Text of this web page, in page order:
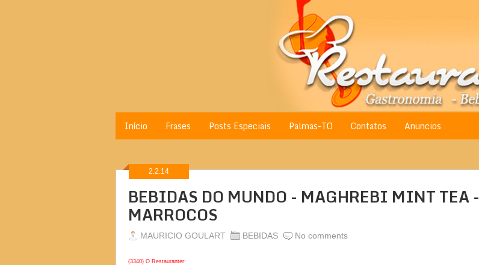
Início Frases Posts Especiais Palmas-TO Contatos Anuncios
2.2.14
BEBIDAS DO MUNDO - MAGHREBI MINT TEA -
MARROCOS
MAURICIO GOULART BEBIDAS No comments
(3340) O Restauranter: